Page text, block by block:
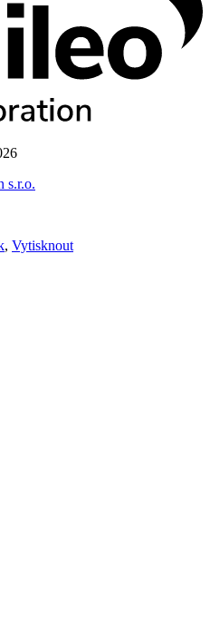
s.r.o.
, Vytisknout